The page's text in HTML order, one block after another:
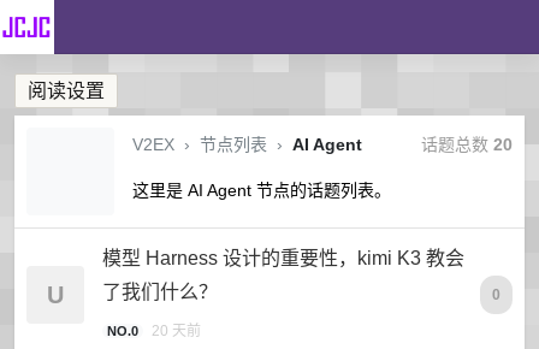
阅读设置
话题总数 20
V2EX › 节点列表 › AI Agent
这里是 AI Agent 节点的话题列表。
U
模型 Harness 设计的重要性，kimi K3 教会
了我们什么？
NO.0 20 天前
0